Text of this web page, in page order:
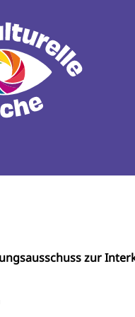
zur